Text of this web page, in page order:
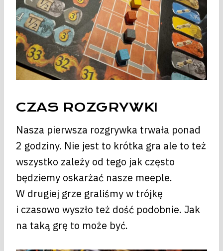
CZAS ROZGRYWKI
Nasza pierwsza rozgrywka trwała ponad
2 godziny. Nie jest to krótka gra ale to też
wszystko zależy od tego jak często
będziemy oskarżać nasze meeple.
W drugiej grze graliśmy w trójkę
i czasowo wyszło też dość podobnie. Jak
na taką grę to może być.